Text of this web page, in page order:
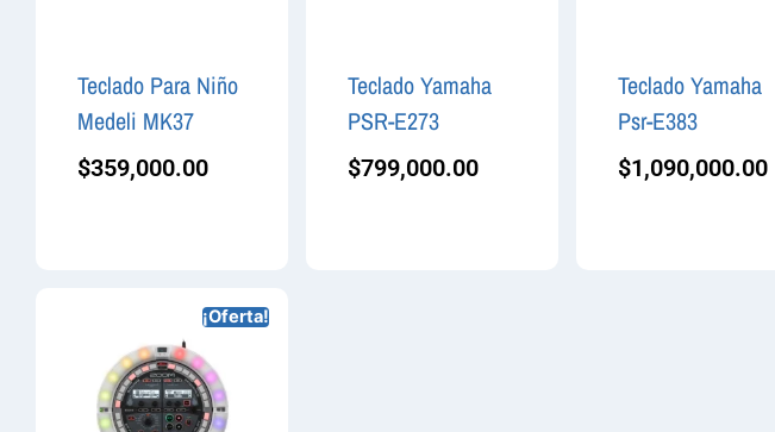
Teclado Para Niño
Medeli MK37
$359,000.00
Teclado Yamaha
PSR-E273
$799,000.00
Teclado Yamaha
Psr-E383
$1,090,000.00
¡Oferta!